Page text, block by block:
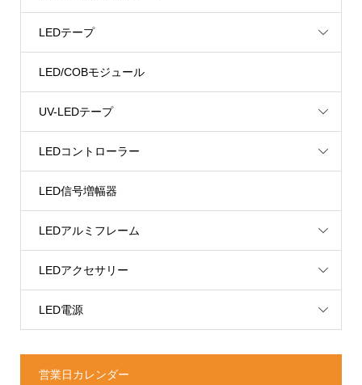
LEDテープ
LED/COBモジュール
UV-LEDテープ
LEDコントローラー
LED信号増幅器
LEDアルミフレーム
LEDアクセサリー
LED電源
営業日カレンダー